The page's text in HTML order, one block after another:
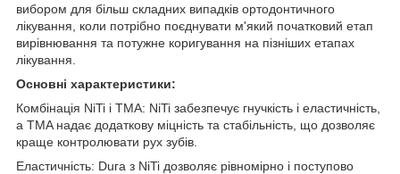
вибором для більш складних випадків ортодонтичного
лікування, коли потрібно поєднувати м'який початковий етап
вирівнювання та потужне коригування на пізніших етапах
лікування.
Основні характеристики:
Комбінація NiTi і TMA: NiTi забезпечує гнучкість і еластичність,
а TMA надає додаткову міцність та стабільність, що дозволяє
краще контролювати рух зубів.
Еластичність: Duга з NiTi дозволяє рівномірно і поступово